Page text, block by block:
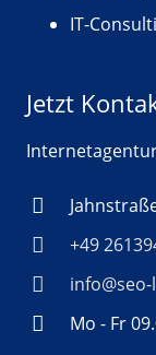
IT-
Jetzt
+49
Mo - Fr